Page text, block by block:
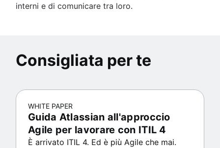
interni e di comunicare tra loro.
Consigliata per te
WHITE PAPER
Guida Atlassian all'approccio
Agile per lavorare con ITIL 4
È arrivato ITIL 4. Ed è più Agile che mai.